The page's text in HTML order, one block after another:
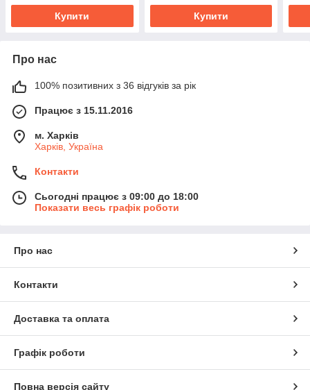
Купити Купити
Про нас
100% позитивних з 36 відгуків за рік
Працює з 15.11.2016
м. Харків
Харків, Україна
Контакти
Сьогодні працює з 09:00 до 18:00
Показати весь графік роботи
Про нас
Контакти
Доставка та оплата
Графік роботи
Повна версія сайту